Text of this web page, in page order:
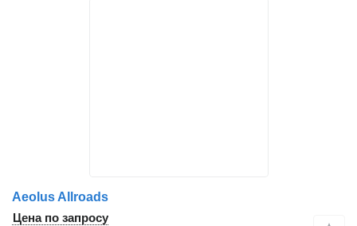
Aeolus Allroads
Цена по запросу